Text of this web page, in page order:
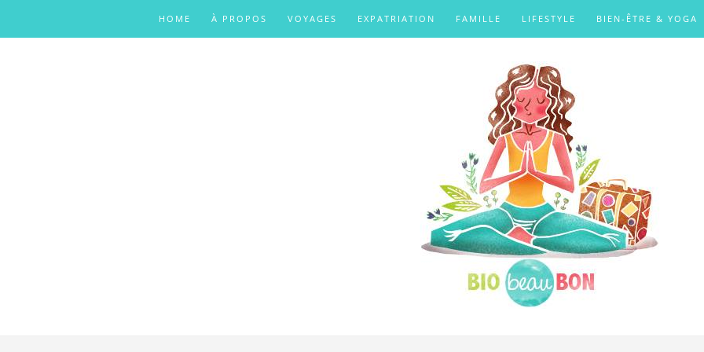
HOME À PROPOS VOYAGES EXPATRIATION FAMILLE LIFESTYLE BIEN-ÊTRE & YOGA